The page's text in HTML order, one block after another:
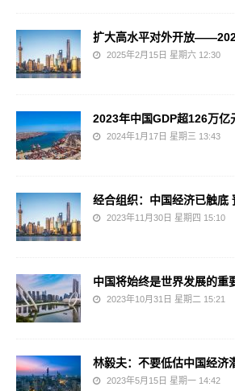
扩大高水平对外开放
2025年2月15日 星期六 12:30
2023年中国GDP超126万亿
2024年1月17日 星期三 13:43
经合组织：中国经济已触底
2023年11月30日 星期四 15:10
中国将始终是世界发展的重
2023年10月31日 星期二 15:21
林毅夫：不要低估中国经济
2023年5月15日 星期一 14:42